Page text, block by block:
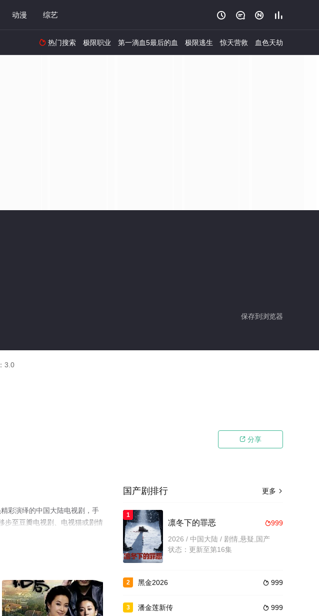
动漫 综艺    
 热门搜索 极限职业 第一滴血5最后的血 极限逃生 惊天营救 血色天劫
保存到浏览器
3.0
 分享
彩演绎的中国大陆电视剧，手
步至豆瓣电视剧、电视猫或剧情
更多 
国产剧排行
1
999
凛冬下的罪恶
2026 / 中国大陆 / 剧情,悬疑,国产
状态：更新至第16集
2  999
黑金2026
3  999
潘金莲新传